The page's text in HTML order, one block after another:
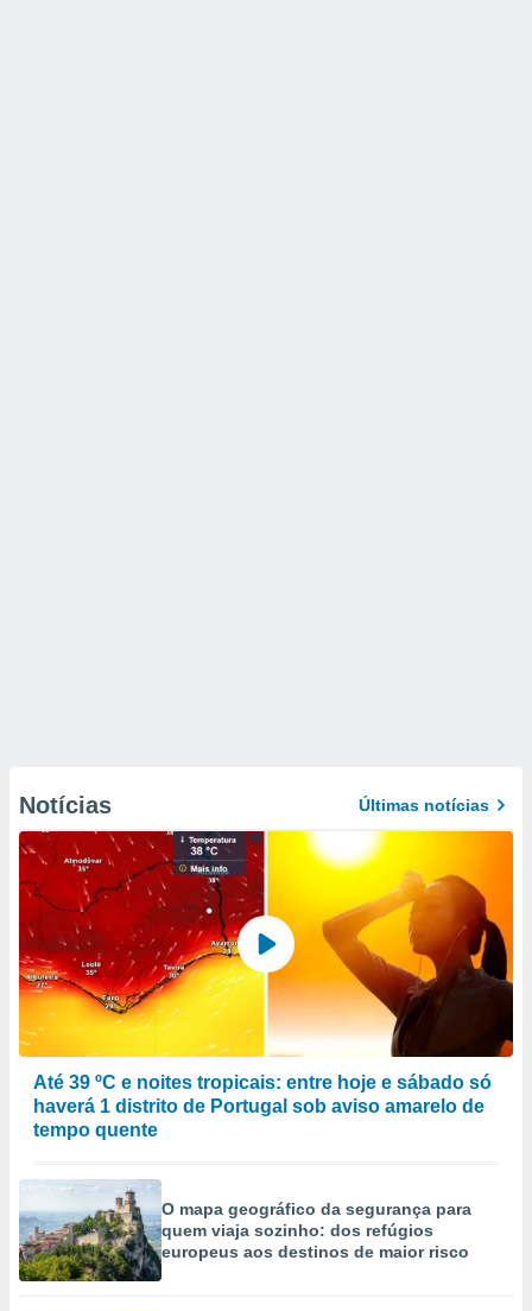
Notícias Últimas notícias
Até 39 ºC e noites tropicais: entre hoje e sábado só
haverá 1 distrito de Portugal sob aviso amarelo de
tempo quente
O mapa geográfico da segurança para
quem viaja sozinho: dos refúgios
europeus aos destinos de maior risco